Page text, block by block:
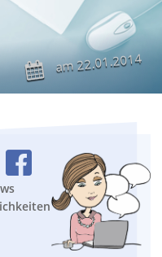
am22.01.2014